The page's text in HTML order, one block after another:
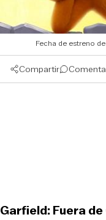
Fecha de estreno
Compartir
Garfield: Fuera